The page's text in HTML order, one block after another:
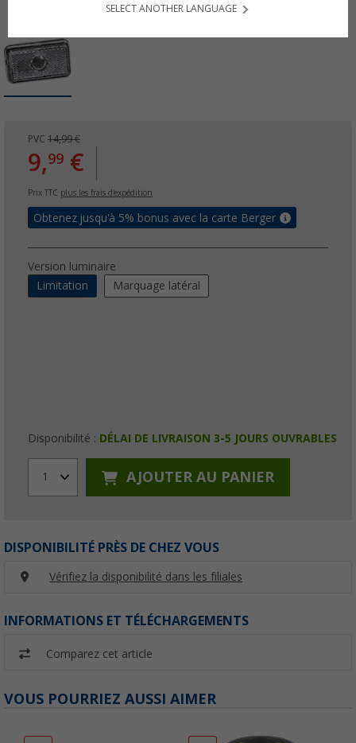
PVC 14,99 €
9,99 €
Prix TTC plus les frais d'expédition
Obtenez jusqu'à 5% bonus avec la carte Berger
Version luminaire
Limitation
Marquage latéral
Disponibilité : DÉLAI DE LIVRAISON 3-5 JOURS OUVRABLES
1 AJOUTER AU PANIER
DISPONIBILITÉ PRÈS DE CHEZ VOUS
Vérifiez la disponibilité dans les filiales
INFORMATIONS ET TÉLÉCHARGEMENTS
Comparez cet article
VOUS POURRIEZ AUSSI AIMER
SELECT ANOTHER LANGUAGE